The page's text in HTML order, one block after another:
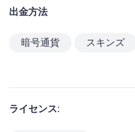
出金方法
暗号通貨 スキンズ
ライセンス: